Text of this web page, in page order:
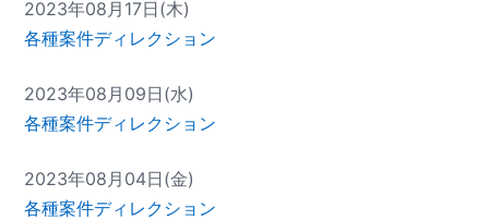
2023年08月17日(木)
各種案件ディレクション
2023年08月09日(水)
各種案件ディレクション
2023年08月04日(金)
各種案件ディレクション